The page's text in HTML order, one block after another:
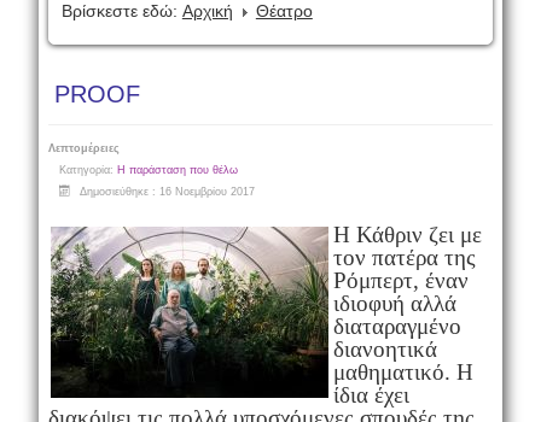
Βρίσκεστε εδώ: Αρχική Θέατρο
PROOF
Λεπτομέρειες
Κατηγορία: Η παράσταση που θέλω
Δημοσιεύθηκε : 16 Νοεμβρίου 2017
Η Κάθριν ζει με
τον πατέρα της
Ρόμπερτ, έναν
ιδιοφυή αλλά
διαταραγμένο
διανοητικά
μαθηματικό. Η
ίδια έχει